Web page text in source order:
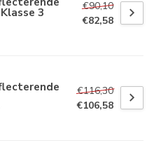
3
€90,10
€82,58
€116,30
€106,58